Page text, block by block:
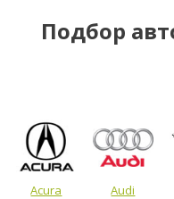
Подбор
Acura Audi